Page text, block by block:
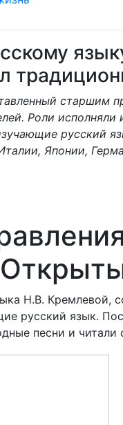
старшим
Роли
русский
Японии,
Н.В. Кремлевой,
русский язык.
песни и читали